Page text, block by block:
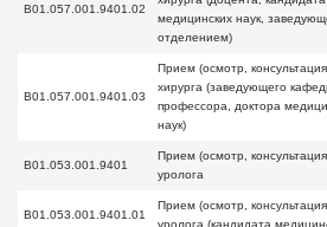
B01.057.001.9401.02
медицинских наук,
отделением)
B01.057.001.9401.03
Прием (осмотр,
хирурга (заведующего
профессора, доктора
наук)
B01.053.001.9401
Прием (осмотр,
уролога
B01.053.001.9401.01
Прием (осмотр,
уролога (кандидата